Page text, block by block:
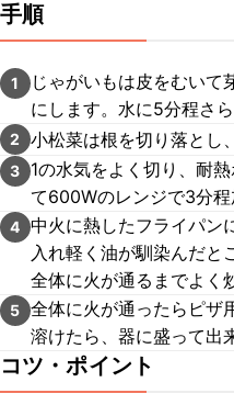
手順
1
じゃがいもは皮をむいて
にします。水に5分程さら
2 小松菜は根を切り落とし
3
1の水気をよく切り、耐
て600Wのレンジで3分程
4 中火に熱したフライパン
入れ軽く油が馴染んだと
全体に火が通るまでよく
5 全体に火が通ったらピザ
溶けたら、器に盛って出
コツ・ポイント